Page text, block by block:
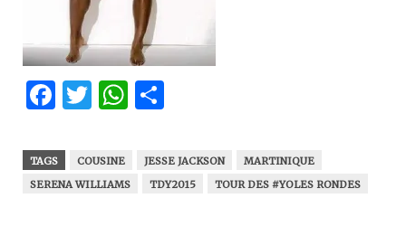
Facebook
Twitter
WhatsApp
TAGS COUSINE JESSE JACKSON
MARTINIQUE
SERENA WILLIAMS
TDY2015 TOUR DES #YOLES RONDES